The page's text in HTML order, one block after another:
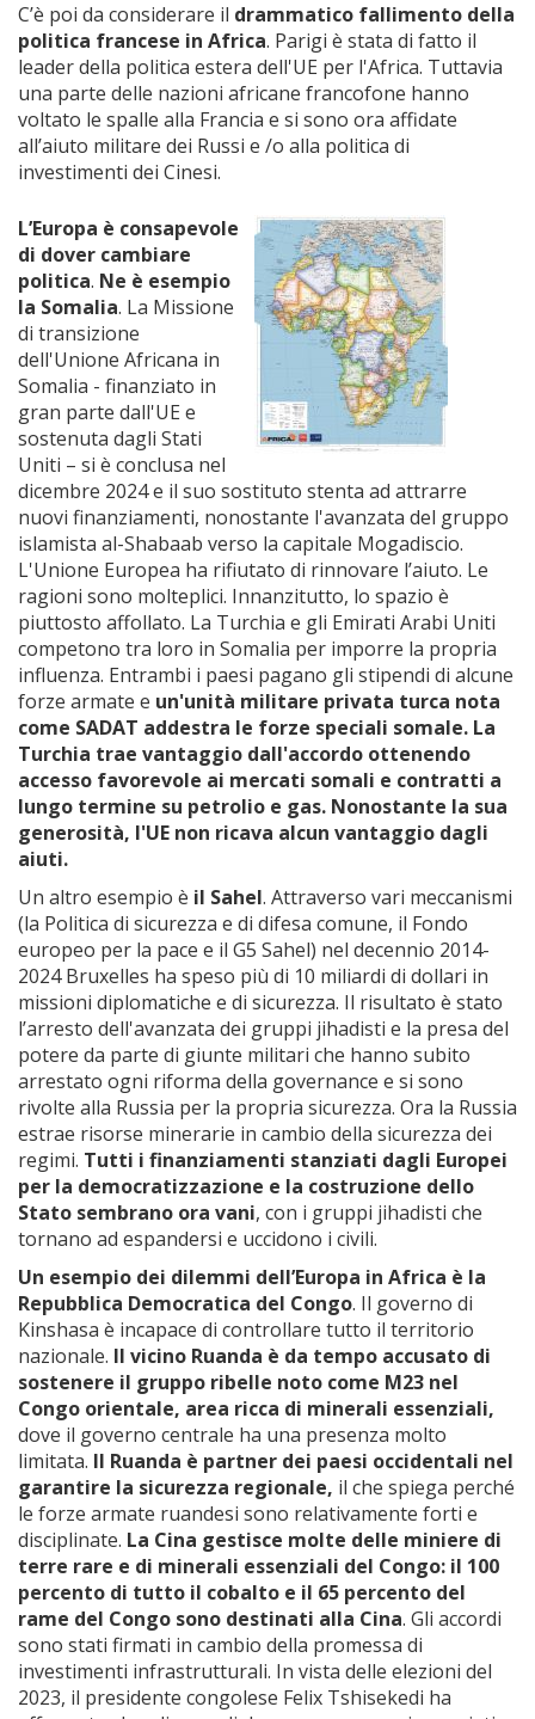
C’è poi da considerare il drammatico fallimento della
politica francese in Africa. Parigi è stata di fatto il
leader della politica estera dell'UE per l'Africa. Tuttavia
una parte delle nazioni africane francofone hanno
voltato le spalle alla Francia e si sono ora affidate
all’aiuto militare dei Russi e /o alla politica di
investimenti dei Cinesi.
L’Europa è consapevole
di dover cambiare
politica. Ne è esempio
la Somalia. La Missione
di transizione
dell'Unione Africana in
Somalia - finanziato in
gran parte dall'UE e
sostenuta dagli Stati
Uniti – si è conclusa nel
dicembre 2024 e il suo sostituto stenta ad attrarre
nuovi finanziamenti, nonostante l'avanzata del gruppo
islamista al-Shabaab verso la capitale Mogadiscio.
L'Unione Europea ha rifiutato di rinnovare l’aiuto. Le
ragioni sono molteplici. Innanzitutto, lo spazio è
piuttosto affollato. La Turchia e gli Emirati Arabi Uniti
competono tra loro in Somalia per imporre la propria
influenza. Entrambi i paesi pagano gli stipendi di alcune
forze armate e un'unità militare privata turca nota
come SADAT addestra le forze speciali somale. La
Turchia trae vantaggio dall'accordo ottenendo
accesso favorevole ai mercati somali e contratti a
lungo termine su petrolio e gas. Nonostante la sua
generosità, l'UE non ricava alcun vantaggio dagli
aiuti.
Un altro esempio è il Sahel. Attraverso vari meccanismi
(la Politica di sicurezza e di difesa comune, il Fondo
europeo per la pace e il G5 Sahel) nel decennio 2014-
2024 Bruxelles ha speso più di 10 miliardi di dollari in
missioni diplomatiche e di sicurezza. Il risultato è stato
l’arresto dell'avanzata dei gruppi jihadisti e la presa del
potere da parte di giunte militari che hanno subito
arrestato ogni riforma della governance e si sono
rivolte alla Russia per la propria sicurezza. Ora la Russia
estrae risorse minerarie in cambio della sicurezza dei
regimi. Tutti i finanziamenti stanziati dagli Europei
per la democratizzazione e la costruzione dello
Stato sembrano ora vani, con i gruppi jihadisti che
tornano ad espandersi e uccidono i civili.
Un esempio dei dilemmi dell’Europa in Africa è la
Repubblica Democratica del Congo. Il governo di
Kinshasa è incapace di controllare tutto il territorio
nazionale. Il vicino Ruanda è da tempo accusato di
sostenere il gruppo ribelle noto come M23 nel
Congo orientale, area ricca di minerali essenziali,
dove il governo centrale ha una presenza molto
limitata. Il Ruanda è partner dei paesi occidentali nel
garantire la sicurezza regionale, il che spiega perché
le forze armate ruandesi sono relativamente forti e
disciplinate. La Cina gestisce molte delle miniere di
terre rare e di minerali essenziali del Congo: il 100
percento di tutto il cobalto e il 65 percento del
rame del Congo sono destinati alla Cina. Gli accordi
sono stati firmati in cambio della promessa di
investimenti infrastrutturali. In vista delle elezioni del
2023, il presidente congolese Felix Tshisekedi ha